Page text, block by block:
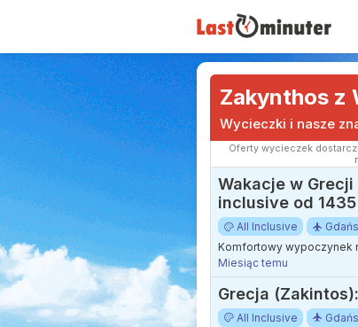
Zakynthos z
Wycieczki i nasze
Oferty wycieczek
Wakacje w
inclusive od 1435
All Inclusive
Komfortowy wypoczynek
Miesiąc temu
Grecja
All Inclusive